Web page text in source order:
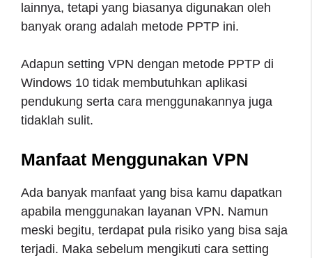
lainnya, tetapi yang biasanya digunakan oleh
banyak orang adalah metode PPTP ini.
Adapun setting VPN dengan metode PPTP di
Windows 10 tidak membutuhkan aplikasi
pendukung serta cara menggunakannya juga
tidaklah sulit.
Manfaat Menggunakan VPN
Ada banyak manfaat yang bisa kamu dapatkan
apabila menggunakan layanan VPN. Namun
meski begitu, terdapat pula risiko yang bisa saja
terjadi. Maka sebelum mengikuti cara setting